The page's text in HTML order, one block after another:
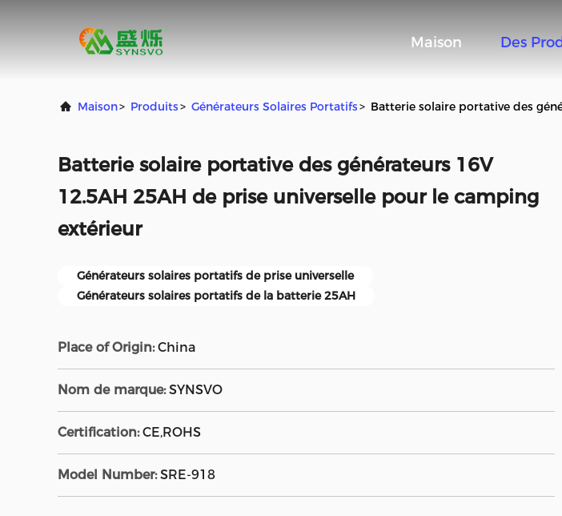
Maison Des
Maison> Produits> Générateurs Solaires Portatifs> Batterie solaire portative des
Batterie solaire portative des générateurs 16V
12.5AH 25AH de prise universelle pour le camping
extérieur
Générateurs solaires portatifs de prise universelle
Générateurs solaires portatifs de la batterie 25AH
Place of Origin: China
Nom de marque: SYNSVO
Certification: CE,ROHS
Model Number: SRE-918